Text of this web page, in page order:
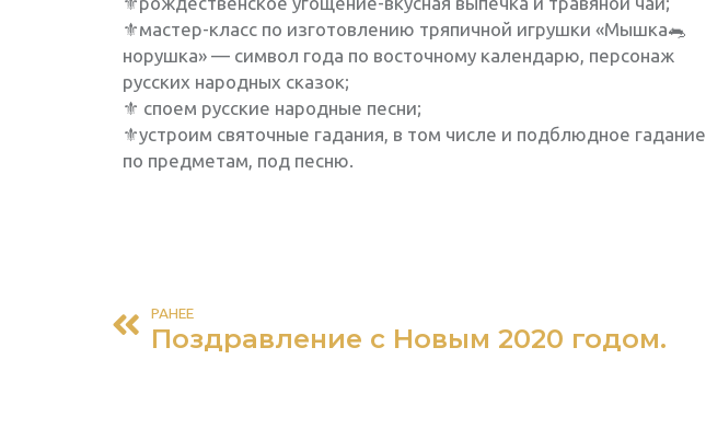
⚜мастер-класс по изготовлению тряпичной игрушки «Мышка🐀
норушка» — символ года по восточному календарю, персонаж
русских народных сказок;
⚜ споем русские народные песни;
⚜устроим святочные гадания, в том числе и подблюдное гадание
по предметам, под песню.
РАНЕЕ
Поздравление с Новым 2020 годом.